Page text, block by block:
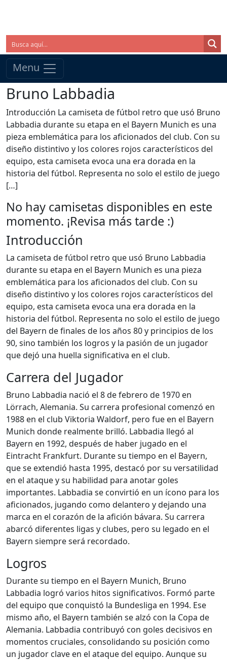
Menu
Bruno Labbadia
Introducción La camiseta de fútbol retro que usó Bruno
Labbadia durante su etapa en el Bayern Munich es una
pieza emblemática para los aficionados del club. Con su
diseño distintivo y los colores rojos característicos del
equipo, esta camiseta evoca una era dorada en la
historia del fútbol. Representa no solo el estilo de juego
[…]
No hay camisetas disponibles en este
momento. ¡Revisa más tarde :)
Introducción
La camiseta de fútbol retro que usó Bruno Labbadia
durante su etapa en el Bayern Munich es una pieza
emblemática para los aficionados del club. Con su
diseño distintivo y los colores rojos característicos del
equipo, esta camiseta evoca una era dorada en la
historia del fútbol. Representa no solo el estilo de juego
del Bayern de finales de los años 80 y principios de los
90, sino también los logros y la pasión de un jugador
que dejó una huella significativa en el club.
Carrera del Jugador
Bruno Labbadia nació el 8 de febrero de 1970 en
Lörrach, Alemania. Su carrera profesional comenzó en
1988 en el club Viktoria Waldorf, pero fue en el Bayern
Munich donde realmente brilló. Labbadia llegó al
Bayern en 1992, después de haber jugado en el
Eintracht Frankfurt. Durante su tiempo en el Bayern,
que se extendió hasta 1995, destacó por su versatilidad
en el ataque y su habilidad para anotar goles
importantes. Labbadia se convirtió en un ícono para los
aficionados, jugando como delantero y dejando una
marca en el corazón de la afición bávara. Su carrera
abarcó diferentes ligas y clubes, pero su legado en el
Bayern siempre será recordado.
Logros
Durante su tiempo en el Bayern Munich, Bruno
Labbadia logró varios hitos significativos. Formó parte
del equipo que conquistó la Bundesliga en 1994. Ese
mismo año, el Bayern también se alzó con la Copa de
Alemania. Labbadia contribuyó con goles decisivos en
momentos cruciales, consolidando su posición como
un jugador clave en el ataque del equipo. Aunque su